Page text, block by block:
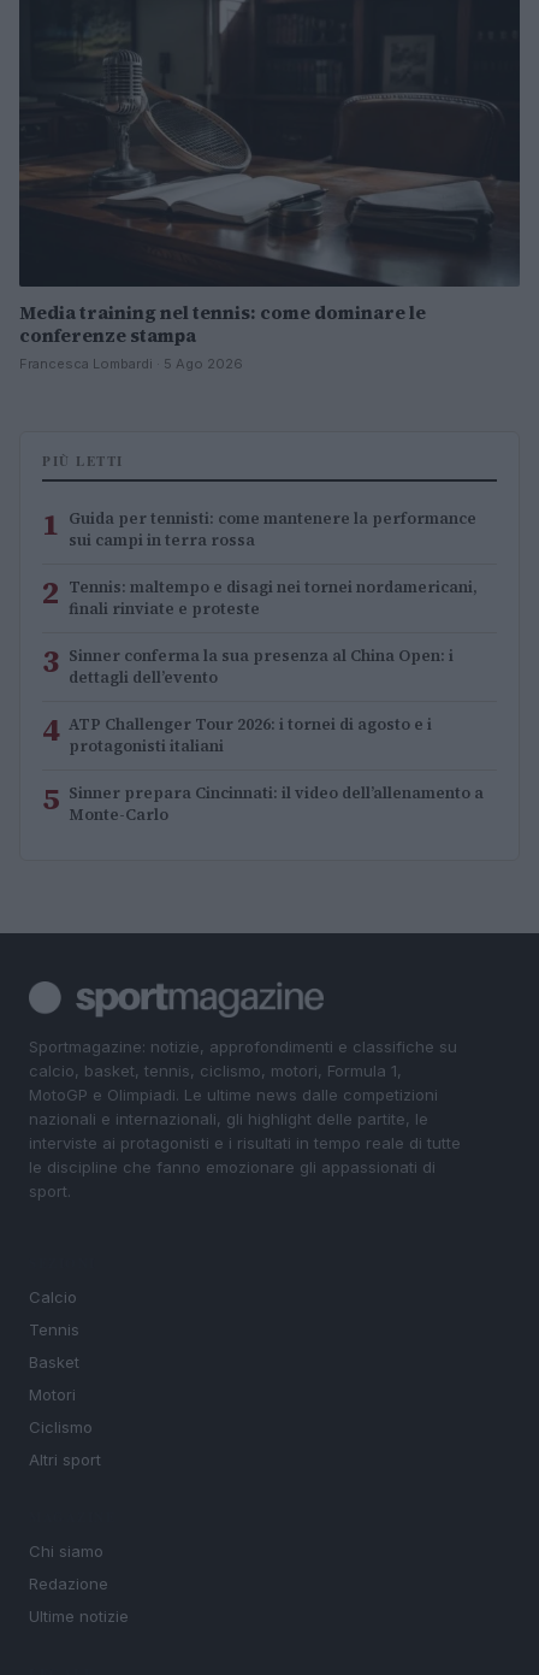
Media training nel tennis: come dominare le
conferenze stampa
Francesca Lombardi · 5 Ago 2026
PIÙ LETTI
1 Guida per tennisti: come mantenere la performance
sui campi in terra rossa
2 Tennis: maltempo e disagi nei tornei nordamericani,
finali rinviate e proteste
3 Sinner conferma la sua presenza al China Open: i
dettagli dell’evento
4 ATP Challenger Tour 2026: i tornei di agosto e i
protagonisti italiani
5 Sinner prepara Cincinnati: il video dell’allenamento a
Monte-Carlo
Sportmagazine: notizie, approfondimenti e classifiche su
calcio, basket, tennis, ciclismo, motori, Formula 1,
MotoGP e Olimpiadi. Le ultime news dalle competizioni
nazionali e internazionali, gli highlight delle partite, le
interviste ai protagonisti e i risultati in tempo reale di tutte
le discipline che fanno emozionare gli appassionati di
sport.
Calcio
Tennis
Basket
Motori
Ciclismo
Altri sport
Chi siamo
Redazione
Ultime notizie